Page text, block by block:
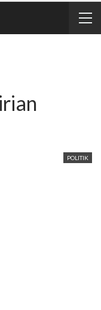
POLITIK